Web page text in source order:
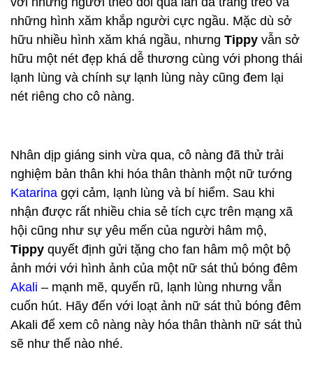
những hình xăm khắp người cực ngầu. Mặc dù sở
hữu nhiều hình xăm khá ngầu, nhưng Tippy vẫn sở
hữu một nét đẹp khá dễ thương cùng với phong thái
lạnh lùng và chính sự lạnh lùng này cũng đem lại
nét riêng cho cô nàng.
Nhân dịp giáng sinh vừa qua, cô nàng đã thử trải
nghiệm bản thân khi hóa thân thành một nữ tướng
Katarina gợi cảm, lạnh lùng và bí hiểm. Sau khi
nhận được rất nhiều chia sẻ tích cực trên mạng xã
hội cũng như sự yêu mến của người hâm mộ,
Tippy quyết định gửi tặng cho fan hâm mộ một bộ
ảnh mới với hình ảnh của một nữ sát thủ bóng đêm
Akali – mạnh mẽ, quyến rũ, lạnh lùng nhưng vẫn
cuốn hút. Hãy đến với loạt ảnh nữ sát thủ bóng đêm
Akali để xem cô nàng này hóa thân thành nữ sát thủ
sẽ như thế nào nhé.